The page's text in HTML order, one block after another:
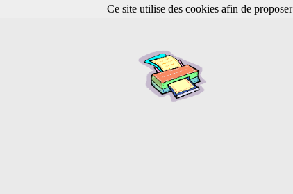
Ce site utilise des cookies afin de